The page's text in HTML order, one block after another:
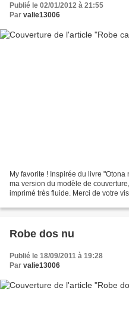
Publié le 02/01/2012 à 21:55
Par valie13006
My favorite ! Inspirée du livre
ma version du modèle de
imprimé très fluide. Merci de votre
Robe dos nu
Publié le 18/09/2011 à 19:28
Par valie13006